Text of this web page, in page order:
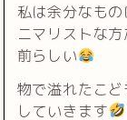
私は余分なも
ニマリストな
前らしい
物で溢れたこ
していきます